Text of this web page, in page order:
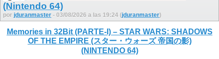
(Nintendo 64)
por jduranmaster - 03/08/2026 a las 19:24 (jduranmaster)
Memories in 32Bit (PARTE-I) – STAR WARS: SHADOWS
OF THE EMPIRE (スター・ウォーズ 帝国の影)
(NINTENDO 64)